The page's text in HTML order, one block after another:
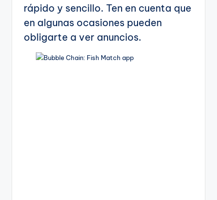
rápido y sencillo. Ten en cuenta que
en algunas ocasiones pueden
obligarte a ver anuncios.